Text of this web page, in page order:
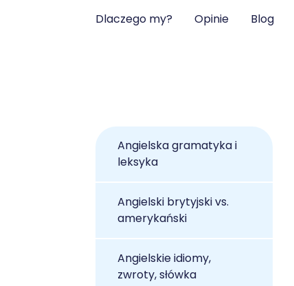
Dlaczego my? Opinie Blog
Angielska gramatyka i
leksyka
Angielski brytyjski vs.
amerykański
Angielskie idiomy,
zwroty, słówka